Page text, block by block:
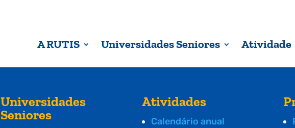
A RUTIS Universidades Seniores Atividade
Universidades
Seniores
Atividades
Calendário anual